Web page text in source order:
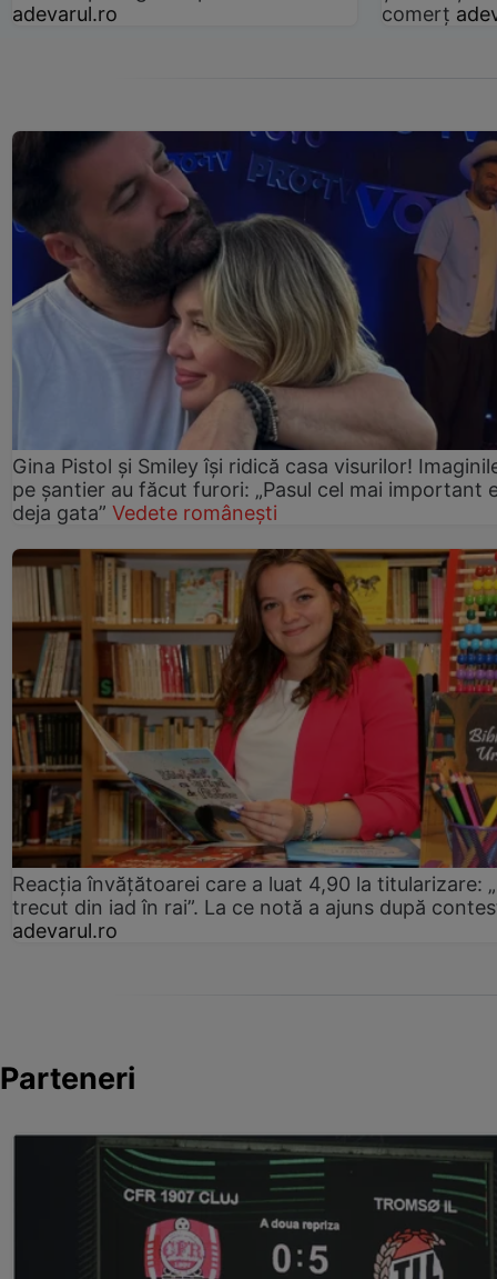
adevarul.ro
comerț
Gina Pistol și Smiley își ridică casa visurilor!
pe șantier au făcut furori: „Pasul cel mai important
deja gata” Vedete românești
Reacția învățătoarei care a luat 4,90 la titularizare:
trecut din iad în rai”. La ce notă a ajuns după
adevarul.ro
Parteneri